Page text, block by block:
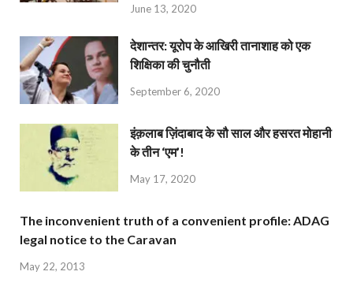
June 13, 2020
देशान्‍तर: यूरोप के आखिरी तानाशाह को एक
शिक्षिका की चुनौती
September 6, 2020
इंक़लाब ज़िंदाबाद के सौ साल और हसरत मोहानी
के तीन ‘एम’!
May 17, 2020
The inconvenient truth of a convenient profile: ADAG
legal notice to the Caravan
May 22, 2013